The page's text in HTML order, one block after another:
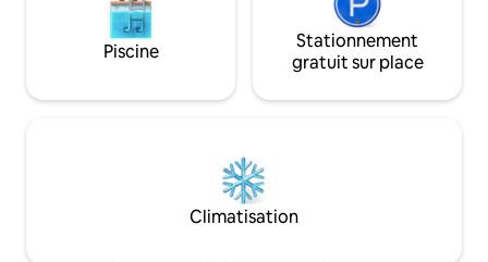
Piscine
Stationnement
gratuit sur place
Climatisation